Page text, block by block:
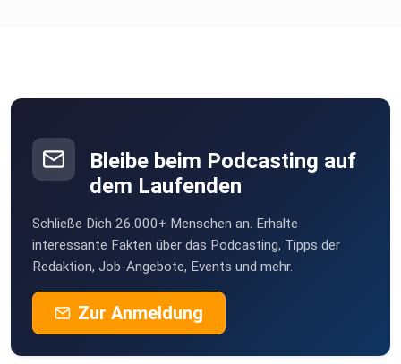
Bleibe beim Podcasting auf
dem Laufenden
Schließe Dich 26.000+ Menschen an. Erhalte
interessante Fakten über das Podcasting, Tipps der
Redaktion, Job-Angebote, Events und mehr.
Zur Anmeldung